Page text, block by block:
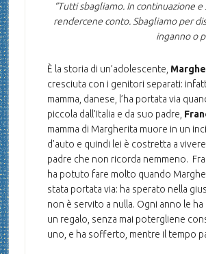
“Tutti sbagliamo. In continuazione e
rendercene conto. Sbagliamo per
inganno o
È la storia di un’adolescente,
cresciuta con i genitori separati:
mamma, danese, l’ha portata via
piccola dall’Italia e da suo padre,
mamma di Margherita muore in un
d’auto e quindi lei è costretta a
padre che non ricorda nemmeno.
ha potuto fare molto quando
stata portata via: ha sperato nella
non è servito a nulla. Ogni anno le
un regalo, senza mai potergliene
uno, e ha sofferto, mentre il tempo